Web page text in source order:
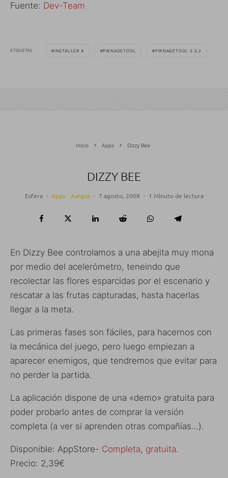
Fuente: Dev-Team
ETIQUETAS INSTALLER 4 PWNAGETOOL PWNAGETOOL 2.0.2
Inicio Apps Dizzy Bee
DIZZY BEE
Esfera · Apps Juegos · 7 agosto, 2008 · 1 Minuto de lectura
En Dizzy Bee controlamos a una abejita muy mona
por medio del acelerómetro, teneindo que
recolectar las flores esparcidas por el escenario y
rescatar a las frutas capturadas, hasta hacerlas
llegar a la meta.
Las primeras fases son fáciles, para hacernos con
la mecánica del juego, pero luego empiezan a
aparecer enemigos, que tendremos que evitar para
no perder la partida.
La aplicación dispone de una «demo» gratuita para
poder probarlo antes de comprar la versión
completa (a ver si aprenden otras compañías…).
Disponible: AppStore- Completa, gratuita.
Precio: 2,39€